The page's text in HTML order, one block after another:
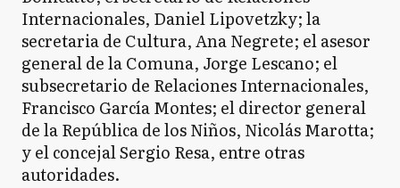
Internacionales, Daniel Lipovetzky; la
secretaria de Cultura, Ana Negrete; el asesor
general de la Comuna, Jorge Lescano; el
subsecretario de Relaciones Internacionales,
Francisco García Montes; el director general
de la República de los Niños, Nicolás Marotta;
y el concejal Sergio Resa, entre otras
autoridades.